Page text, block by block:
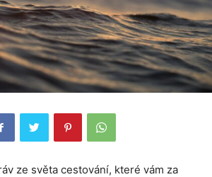
ze světa cestování, které vám za